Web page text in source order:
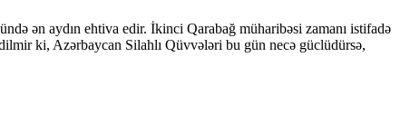
ən aydın ehtiva edir. İkinci Qarabağ müharibəsi zamanı istifadə
ki, Azərbaycan Silahlı Qüvvələri bu gün necə güclüdürsə,